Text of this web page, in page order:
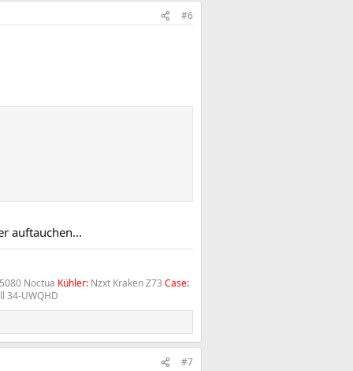
#6
auftauchen...
Noctua Kühler: Nzxt Kraken Z73 Case:
34-UWQHD
#7